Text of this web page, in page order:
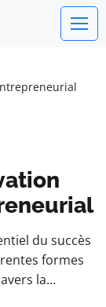
du succès
formes
la…